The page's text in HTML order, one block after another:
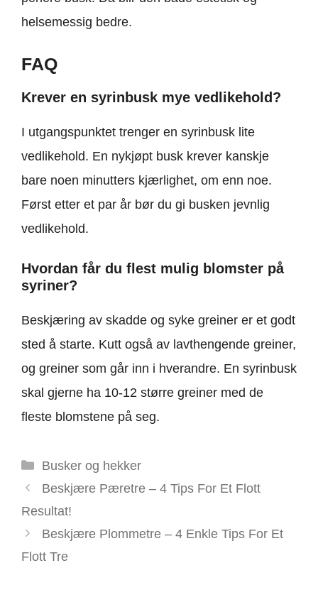
helsemessig bedre.
FAQ
Krever en syrinbusk mye vedlikehold?
I utgangspunktet trenger en syrinbusk lite
vedlikehold. En nykjøpt busk krever kanskje
bare noen minutters kjærlighet, om enn noe.
Først etter et par år bør du gi busken jevnlig
vedlikehold.
Hvordan får du flest mulig blomster på
syriner?
Beskjæring av skadde og syke greiner er et godt
sted å starte. Kutt også av lavthengende greiner,
og greiner som går inn i hverandre. En syrinbusk
skal gjerne ha 10-12 større greiner med de
fleste blomstene på seg.
Kategorier
Busker og hekker
Beskjære Pæretre – 4 Tips For Et Flott
Resultat!
Beskjære Plommetre – 4 Enkle Tips For Et
Flott Tre